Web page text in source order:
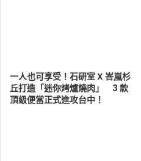
一人也可享受！石研室 X 峇嵐杉
丘打造「迷你烤爐燒肉」 3 款
頂級便當正式進攻台中！